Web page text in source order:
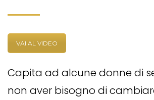
VAI AL VIDEO
Capita ad alcune donne di
non aver bisogno di